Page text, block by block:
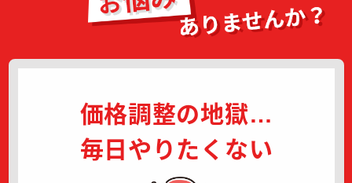
価格調整の地獄…
毎日やりたくない